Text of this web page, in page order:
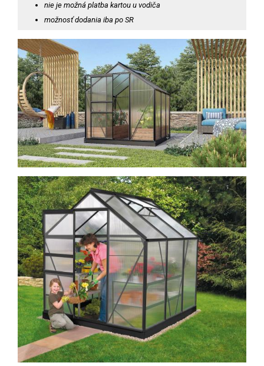
nie je možná platba kartou u vodiča
možnosť dodania iba po SR